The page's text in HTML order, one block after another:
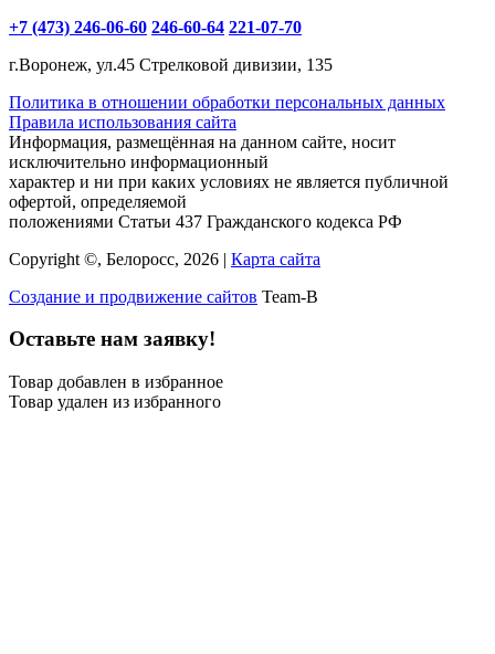
+7 (473) 246-06-60 246-60-64 221-07-70
г.Воронеж, ул.45 Стрелковой дивизии, 135
Политика в отношении обработки персональных данных
Правила использования сайта
Информация, размещённая на данном сайте, носит
исключительно информационный
характер и ни при каких условиях не является публичной
офертой, определяемой
положениями Статьи 437 Гражданского кодекса РФ
Copyright ©, Белоросс, 2026 | Карта сайта
Создание и продвижение сайтов Team-B
Оставьте нам заявку!
Товар добавлен в избранное
Товар удален из избранного